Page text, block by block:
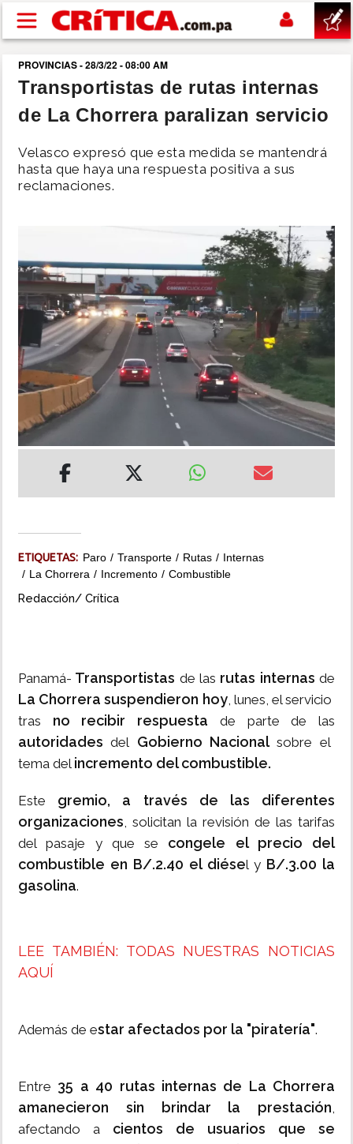
Pasar al contenido principal
buscar
SUCESOS
NACIONAL
DEPORTES
MUNDO
INSÓLITAS
MULTIMEDIA
IMPRESO
PROVINCIAS - 28/3/22 - 08:00 AM
Transportistas de rutas internas
de La Chorrera paralizan servicio
Velasco expresó que esta medida se mantendrá
hasta que haya una respuesta positiva a sus
reclamaciones.
ETIQUETAS: Paro Transporte Rutas
Internas
La Chorrera
Incremento Combustible
Redacción/ Crítica
Panamá- Transportistas de las rutas internas de
La Chorrera suspendieron hoy, lunes, el servicio
tras no recibir respuesta de parte de las
autoridades del Gobierno Nacionalsobre el
tema del incremento del combustible.
Este gremio, a través de las diferentes
organizaciones, solicitan la revisión de las tarifas
del pasaje y que se congele el precio del
combustible en B/.2.40 el diésel y B/.3.00 la
gasolina.
LEE TAMBIÉN: TODAS NUESTRAS NOTICIAS
AQUÍ
Además de estar afectados por la "piratería".
Entre 35 a 40 rutas internas de La Chorrera
amanecieron sin brindar la prestación,
afectando a cientos de usuarios que se